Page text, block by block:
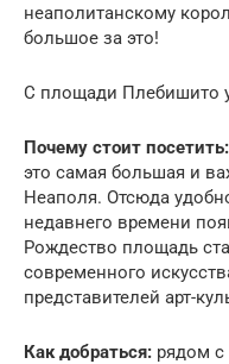
неаполитанскому
большое за это!
С площади Плебишито
Почему стоит посетить:
это самая большая и
Неаполя. Отсюда
недавнего времени
Рождество площадь
современного
представителей арт-
Как добраться: рядом